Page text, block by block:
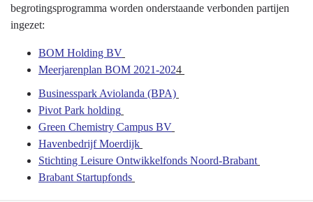
naar
navigatie
Programma
Economie,
Kennis
Talentontwikkeling
begrotingsprogramma worden onderstaande verbonden partijen
ingezet:
BOM Holding BV
Meerjarenplan BOM 2021-2024
Businesspark Aviolanda (BPA)
Pivot Park holding
Green Chemistry Campus BV
Havenbedrijf Moerdijk
Stichting Leisure Ontwikkelfonds Noord-Brabant
Brabant Startupfonds